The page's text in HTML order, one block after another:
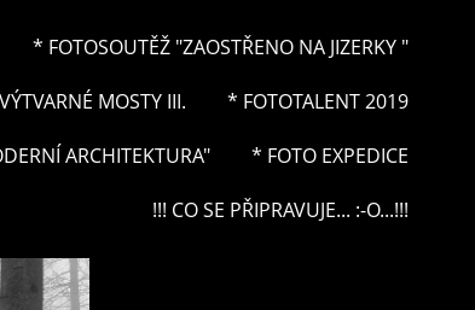
* FOTOSOUTĚŽ "ZAOSTŘENO NA JIZERKY "
MOSTY III. * FOTOTALENT 2019
ARCHITEKTURA" * FOTO EXPEDICE
!!! CO SE PŘIPRAVUJE... :-O...!!!